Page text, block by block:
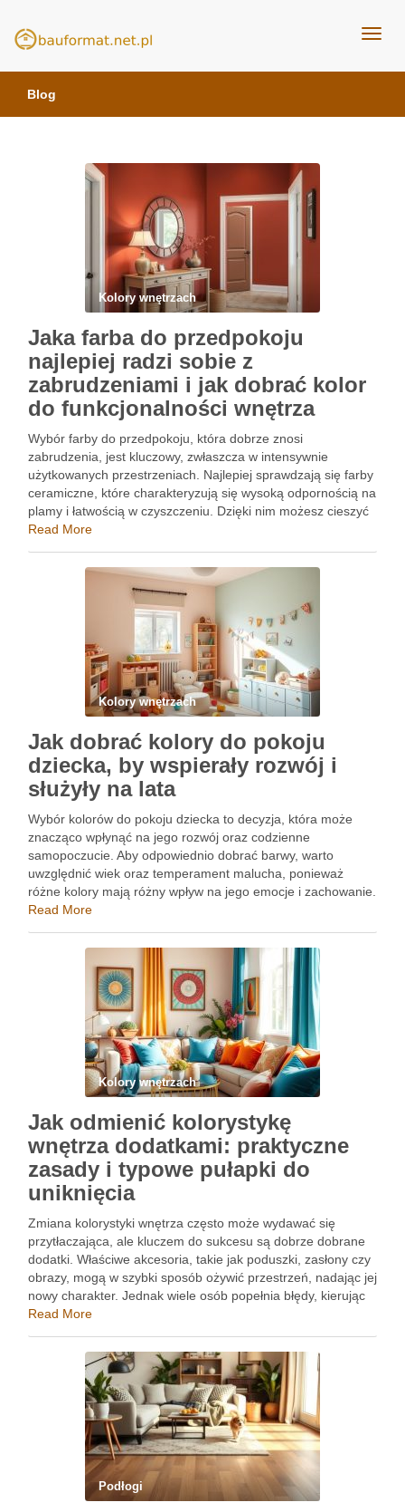
meble kuchenne Bauformat
Blog
Kolory wnętrzach
Jaka farba do przedpokoju
najlepiej radzi sobie z
zabrudzeniami i jak dobrać kolor
do funkcjonalności wnętrza
Wybór farby do przedpokoju, która dobrze znosi
zabrudzenia, jest kluczowy, zwłaszcza w intensywnie
użytkowanych przestrzeniach. Najlepiej sprawdzają się farby
ceramiczne, które charakteryzują się wysoką odpornością na
plamy i łatwością w czyszczeniu. Dzięki nim możesz cieszyć
się estetyką wnętrza, nie martwiąc się o codzienne
również …
Read More
Kolory wnętrzach
Jak dobrać kolory do pokoju
dziecka, by wspierały rozwój i
służyły na lata
Wybór kolorów do pokoju dziecka to decyzja, która może
znacząco wpłynąć na jego rozwój oraz codzienne
samopoczucie. Aby odpowiednio dobrać barwy, warto
uwzględnić wiek oraz temperament malucha, ponieważ
różne kolory mają różny wpływ na jego emocje i zachowanie.
W tym kontekście, zrozumienie, jakie kolory sprzyjają
Read More
Kolory wnętrzach
Jak odmienić kolorystykę
wnętrza dodatkami: praktyczne
zasady i typowe pułapki do
uniknięcia
Zmiana kolorystyki wnętrza często może wydawać się
przytłaczająca, ale kluczem do sukcesu są dobrze dobrane
dodatki. Właściwe akcesoria, takie jak poduszki, zasłony czy
obrazy, mogą w szybki sposób ożywić przestrzeń, nadając jej
nowy charakter. Jednak wiele osób popełnia błędy, kierując
się jedynie intuicją – nadmiar kolorów czy brak kontrastu
Read More
Podłogi